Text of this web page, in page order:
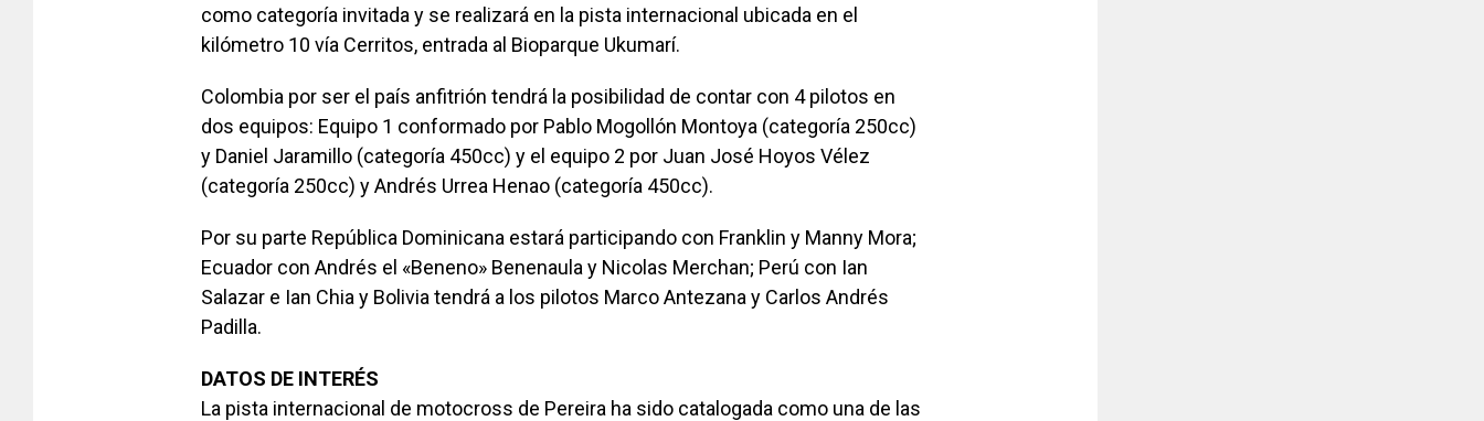
como categoría invitada y se realizará en la pista internacional ubicada en el
kilómetro 10 vía Cerritos, entrada al Bioparque Ukumarí.
Colombia por ser el país anfitrión tendrá la posibilidad de contar con 4 pilotos en
dos equipos: Equipo 1 conformado por Pablo Mogollón Montoya (categoría 250cc)
y Daniel Jaramillo (categoría 450cc) y el equipo 2 por Juan José Hoyos Vélez
(categoría 250cc) y Andrés Urrea Henao (categoría 450cc).
Por su parte República Dominicana estará participando con Franklin y Manny Mora;
Ecuador con Andrés el «Beneno» Benenaula y Nicolas Merchan; Perú con Ian
Salazar e Ian Chia y Bolivia tendrá a los pilotos Marco Antezana y Carlos Andrés
Padilla.
DATOS DE INTERÉS
La pista internacional de motocross de Pereira ha sido catalogada como una de las